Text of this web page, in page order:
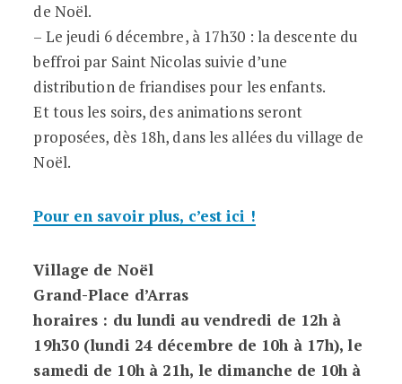
de Noël.
– Le jeudi 6 décembre, à 17h30 : la descente du
beffroi par Saint Nicolas suivie d’une
distribution de friandises pour les enfants.
Et tous les soirs, des animations seront
proposées, dès 18h, dans les allées du village de
Noël.
Pour en savoir plus, c’est ici !
Village de Noël
Grand-Place d’Arras
horaires : du lundi au vendredi de 12h à
19h30 (lundi 24 décembre de 10h à 17h), le
samedi de 10h à 21h, le dimanche de 10h à